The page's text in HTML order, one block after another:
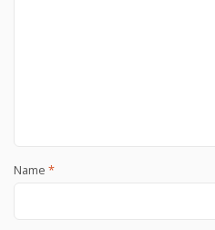
Name *